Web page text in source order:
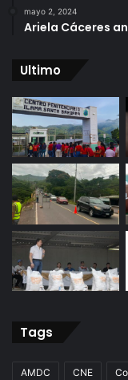
mayo 2, 2024
Ariela Cáceres
Ultimo
Tags
AMDC CNE